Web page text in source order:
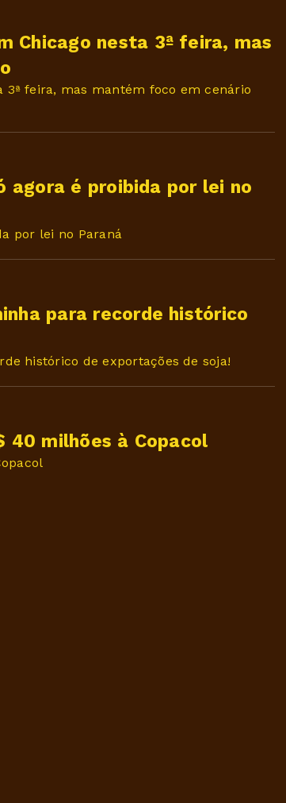
Chicago nesta 3ª feira, mas
3ª feira, mas mantém foco em cenário
é proibida por lei no
por lei no Paraná
para recorde histórico
histórico de exportações de soja!
40 milhões à Copacol